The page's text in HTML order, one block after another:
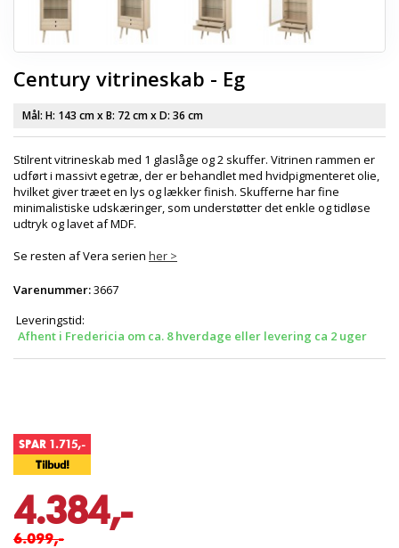
Century vitrineskab - Eg
Mål: H: 143 cmx B: 72 cmx D: 36 cm
Stilrent vitrineskab med 1 glaslåge og 2 skuffer. Vitrinen rammen er
udført i massivt egetræ, der er behandlet med hvidpigmenteret olie,
hvilket giver træet en lys og lækker finish. Skufferne har fine
minimalistiske udskæringer, som understøtter det enkle og tidløse
udtryk og lavet af MDF.
Se resten af Vera serien her >
Varenummer:3667
Leveringstid:
Afhent i Fredericia om ca. 8 hverdage eller levering ca 2 uger
SPAR 1.715,-
Tilbud!
4.384,-
6.099,-